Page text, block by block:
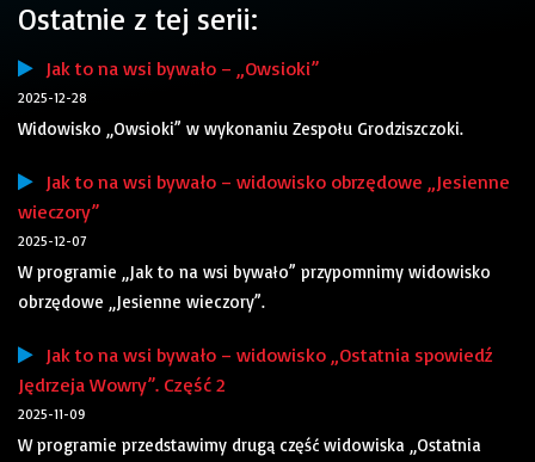
Ostatnie z tej serii:
Jak to na wsi bywało – „Owsioki”
2025-12-28
Widowisko „Owsioki” w wykonaniu Zespołu Grodziszczoki.
Jak to na wsi bywało – widowisko obrzędowe „Jesienne
wieczory”
2025-12-07
W programie „Jak to na wsi bywało” przypomnimy widowisko
obrzędowe „Jesienne wieczory”.
Jak to na wsi bywało – widowisko „Ostatnia spowiedź
Jędrzeja Wowry”. Część 2
2025-11-09
W programie przedstawimy drugą część widowiska „Ostatnia